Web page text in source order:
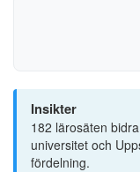
Insikter
182 lärosäten
universitet och
fördelning.